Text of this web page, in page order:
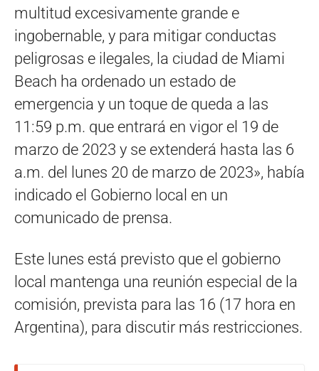
multitud excesivamente grande e
ingobernable, y para mitigar conductas
peligrosas e ilegales, la ciudad de Miami
Beach ha ordenado un estado de
emergencia y un toque de queda a las
11:59 p.m. que entrará en vigor el 19 de
marzo de 2023 y se extenderá hasta las 6
a.m. del lunes 20 de marzo de 2023», había
indicado el Gobierno local en un
comunicado de prensa.
Este lunes está previsto que el gobierno
local mantenga una reunión especial de la
comisión, prevista para las 16 (17 hora en
Argentina), para discutir más restricciones.